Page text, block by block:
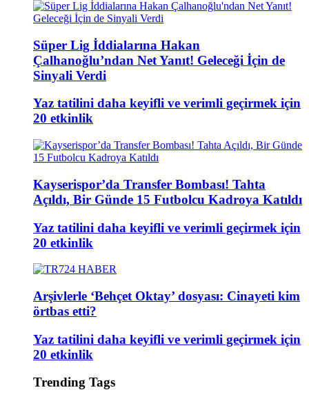
Süper Lig İddialarına Hakan
Çalhanoğlu’ndan Net Yanıt! Geleceği İçin de
Sinyali Verdi
Yaz tatilini daha keyifli ve verimli geçirmek için
20 etkinlik
Kayserispor’da Transfer Bombası! Tahta
Açıldı, Bir Günde 15 Futbolcu Kadroya Katıldı
Yaz tatilini daha keyifli ve verimli geçirmek için
20 etkinlik
Arşivlerle ‘Behçet Oktay’ dosyası: Cinayeti kim
örtbas etti?
Yaz tatilini daha keyifli ve verimli geçirmek için
20 etkinlik
Trending Tags